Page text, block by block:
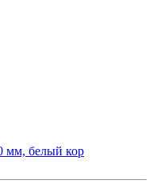
мм, белый кор